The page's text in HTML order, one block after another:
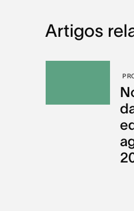
Artigos